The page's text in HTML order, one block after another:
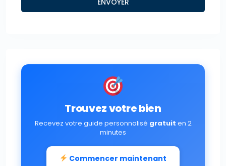
Trouvez votre bien
Recevez votre guide personnalisé gratuit en 2
minutes
Commencer maintenant